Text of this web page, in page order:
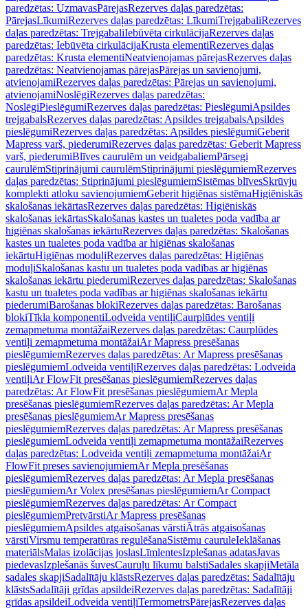
paredzētas: UzmavasPārejasRezerves daļas paredzētas:
PārejasLīkumiRezerves daļas paredzētas: LīkumiTrejgabaliRezerves
daļas paredzētas: TrejgabaliIebūvēta cirkulācijaRezerves daļas
paredzētas: Iebūvēta cirkulācijaKrusta elementiRezerves daļas
paredzētas: Krusta elementiNeatvienojamas pārejasRezerves daļas
paredzētas: Neatvienojamas pārejasPārejas un savienojumi,
atvienojamiRezerves daļas paredzētas: Pārejas un savienojumi,
atvienojamiNoslēgiRezerves daļas paredzētas:
NoslēgiPieslēgumiRezerves daļas paredzētas: PieslēgumiApsildes
trejgabalsRezerves daļas paredzētas: Apsildes trejgabalsApsildes
pieslēgumiRezerves daļas paredzētas: Apsildes pieslēgumiGeberit
Mapress varš, piederumiRezerves daļas paredzētas: Geberit Mapress
varš, piederumiBlīves caurulēm un veidgabaliemPārsegi
caurulēmStiprinājumi caurulēmStiprinājumi pieslēgumiemRezerves
daļas paredzētas: Stiprinājumi pieslēgumiemSistēmas blīvesSkrūvju
komplekti atloku savienojumiemGeberit higiēnas sistēmaHigiēniskās
skalošanas iekārtasRezerves daļas paredzētas: Higiēniskās
skalošanas iekārtasSkalošanas kastes un tualetes poda vadība ar
higiēnas skalošanas iekārtuRezerves daļas paredzētas: Skalošanas
kastes un tualetes poda vadība ar higiēnas skalošanas
iekārtuHigiēnas moduļiRezerves daļas paredzētas: Higiēnas
moduļiSkalošanas kastu un tualetes poda vadības ar higiēnas
skalošanas iekārtu piederumiRezerves daļas paredzētas: Skalošanas
kastu un tualetes poda vadības ar higiēnas skalošanas iekārtu
piederumiBarošanas blokiRezerves daļas paredzētas: Barošanas
blokiTīkla komponentiLodveida ventiļiCaurplūdes ventiļi
zemapmetuma montāžaiRezerves daļas paredzētas: Caurplūdes
ventiļi zemapmetuma montāžaiAr Mapress presēšanas
pieslēgumiemRezerves daļas paredzētas: Ar Mapress presēšanas
pieslēgumiemLodveida ventiļiRezerves daļas paredzētas: Lodveida
ventiļiAr FlowFit presēšanas pieslēgumiemRezerves daļas
paredzētas: Ar FlowFit presēšanas pieslēgumiemAr Mepla
presēšanas pieslēgumiemRezerves daļas paredzētas: Ar Mepla
presēšanas pieslēgumiemAr Mapress presēšanas
pieslēgumiemRezerves daļas paredzētas: Ar Mapress presēšanas
pieslēgumiemLodveida ventiļi zemapmetuma montāžaiRezerves
daļas paredzētas: Lodveida ventiļi zemapmetuma montāžaiAr
FlowFit preses savienojumiemAr Mepla presēšanas
pieslēgumiemRezerves daļas paredzētas: Ar Mepla presēšanas
pieslēgumiemAr Volex presēšanas pieslēgumiemAr Compact
pieslēgumiemRezerves daļas paredzētas: Ar Compact
pieslēgumiemPretvārstiAr Mapress presēšanas
pieslēgumiemApsildes atgaisošanas vārstiĀtrās atgaisošanas
vārstiVirsmu temperatūras regulēšanaSistēmu cauruleIeklāšanas
materiālsMalas izolācijas joslasLīmlentesIzplešanas adatasJavas
piedevasIzplešanās šuvesCauruļu līkumu balstiSadales skapjiMetāla
sadales skapjiSadalītāju klāstsRezerves daļas paredzētas: Sadalītāju
klāstsSadalītāji grīdas apsildeiRezerves daļas paredzētas: Sadalītāji
grīdas apsildeiLodveida ventiļiTermometrsPārejasRezerves daļas